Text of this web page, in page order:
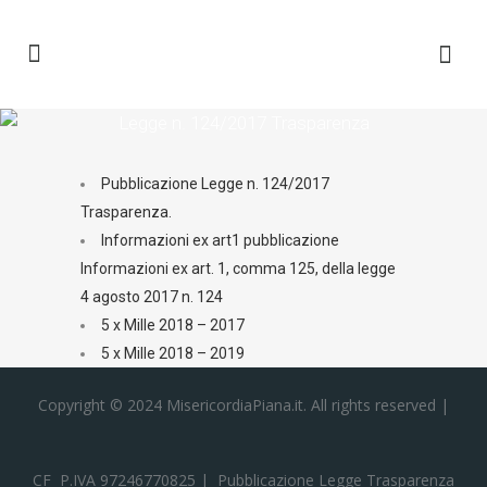
Pubblicazione Legge n. 124/2017
Trasparenza.
Informazioni ex art1 pubblicazione
Informazioni ex art. 1, comma 125, della legge
4 agosto 2017 n. 124
5 x Mille 2018 – 2017
5 x Mille 2018 – 2019
Copyright © 2024 MisericordiaPiana.it. All rights reserved |
CF P.IVA 97246770825 | Pubblicazione Legge Trasparenza